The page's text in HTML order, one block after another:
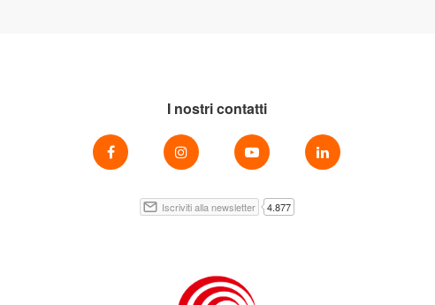
I nostri contatti